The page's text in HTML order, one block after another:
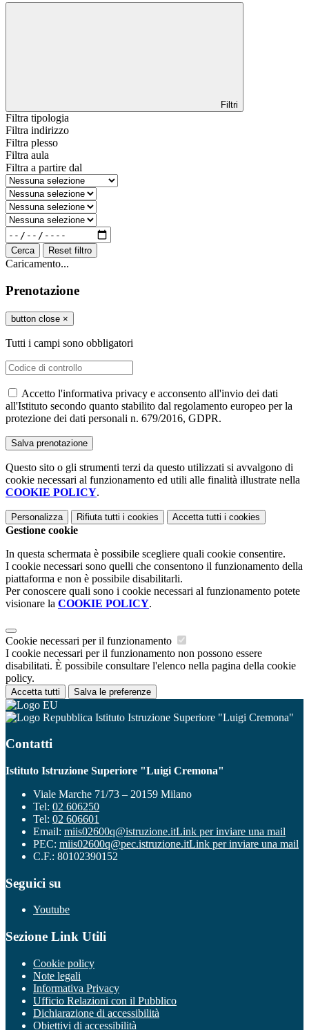
Filtri
Filtra tipologia
Filtra indirizzo
Filtra plesso
Filtra aula
Filtra a partire dal
Cerca Reset filtro
Caricamento...
Prenotazione
button close ×
Tutti i campi sono obbligatori
Accetto l'informativa privacy e acconsento all'invio dei dati
all'Istituto secondo quanto stabilito dal regolamento europeo per la
protezione dei dati personali n. 679/2016, GDPR.
Questo sito o gli strumenti terzi da questo utilizzati si avvalgono di
cookie necessari al funzionamento ed utili alle finalità illustrate nella
COOKIE POLICY.
Personalizza Rifiuta tutti i cookies Accetta tutti i cookies
Gestione cookie
In questa schermata è possibile scegliere quali cookie consentire.
I cookie necessari sono quelli che consentono il funzionamento della
piattaforma e non è possibile disabilitarli.
Per conoscere quali sono i cookie necessari al funzionamento potete
visionare la COOKIE POLICY.
Cookie necessari per il funzionamento
I cookie necessari per il funzionamento non possono essere
disabilitati. È possibile consultare l'elenco nella pagina della cookie
policy.
Accetta tutti Salva le preferenze
Istituto Istruzione Superiore "Luigi Cremona"
Contatti
Istituto Istruzione Superiore "Luigi Cremona"
Viale Marche 71/73 – 20159 Milano
Tel: 02 606250
Tel: 02 606601
Email: miis02600q@istruzione.itLink per inviare una mail
PEC: miis02600q@pec.istruzione.itLink per inviare una mail
C.F.: 80102390152
Seguici su
Youtube
Sezione Link Utili
Cookie policy
Note legali
Informativa Privacy
Ufficio Relazioni con il Pubblico
Dichiarazione di accessibilità
Obiettivi di accessibilità